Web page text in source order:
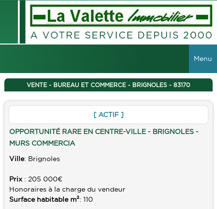
Menu
ACCUEIL
VENTES
TOUTES LES VENTES
MAISONS
APPARTEMENTS
IMMEUBLES
TERRAINS
LOCATIONS
TOUTES LES LOCATIONS
GESTION
VENTE - BUREAU ET COMMERCE - BRIGNOLES - 83170
[ ACTIF ]
OPPORTUNITÉ RARE EN CENTRE-VILLE - BRIGNOLES -
MURS COMMERCIA
Ville: Brignoles
Prix: 205 000€
Honoraires à la charge du vendeur
Surface habitable m²: 110